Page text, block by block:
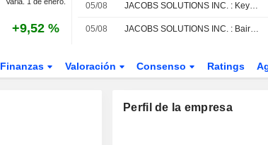
+9,52 %
05/08 JACOBS SOLUTIONS INC. : KeyBanc Capital Markets mantiene su recomendación de compra
05/08 JACOBS SOLUTIONS INC. : Baird da una recomendación de compra
Finanzas Valoración Consenso Ratings
Perfil de la empresa